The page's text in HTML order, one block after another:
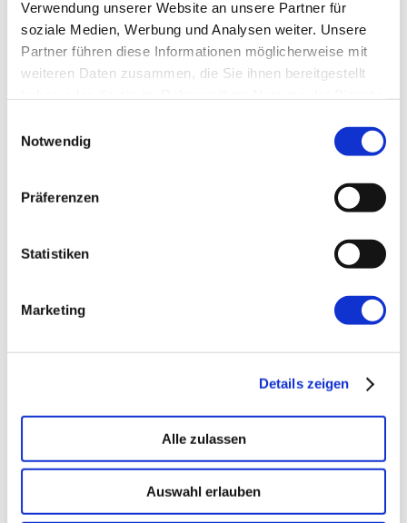
Verwendung unserer Website an unsere Partner für
soziale Medien, Werbung und Analysen weiter. Unsere
Partner führen diese Informationen möglicherweise mit
weiteren Daten zusammen, die Sie ihnen bereitgestellt
Notwendig
Präferenzen
Statistiken
Marketing
Details zeigen
Alle zulassen
Auswahl erlauben
E-Mail-Adresse*
3: Agile Rollen sind nicht wirksam